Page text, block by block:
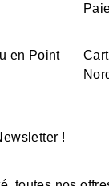
en Point
!